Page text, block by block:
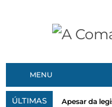
MENU
ÚLTIMAS Apesar da